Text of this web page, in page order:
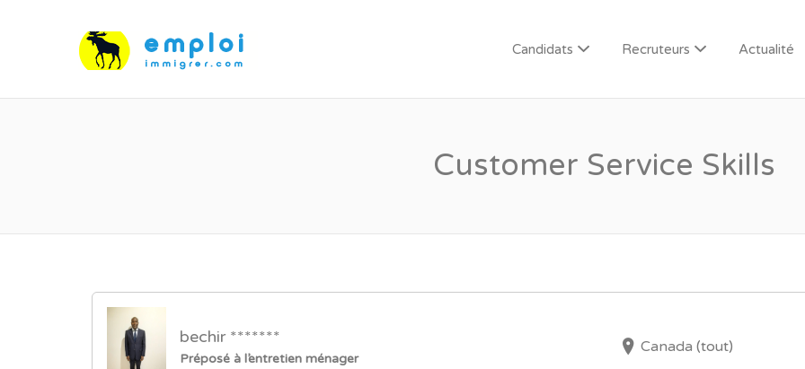
Candidats Recruteurs Actualité
Customer Service Skills
bechir *******
Préposé à l’entretien ménager
Canada (tout)